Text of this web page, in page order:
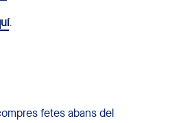
.
fetes abans del